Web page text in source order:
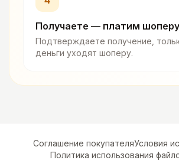
Получаете — платим шоперу
Подтверждаете получение,
деньги уходят шоперу.
Соглашение покупателяУсловия
Политика использования